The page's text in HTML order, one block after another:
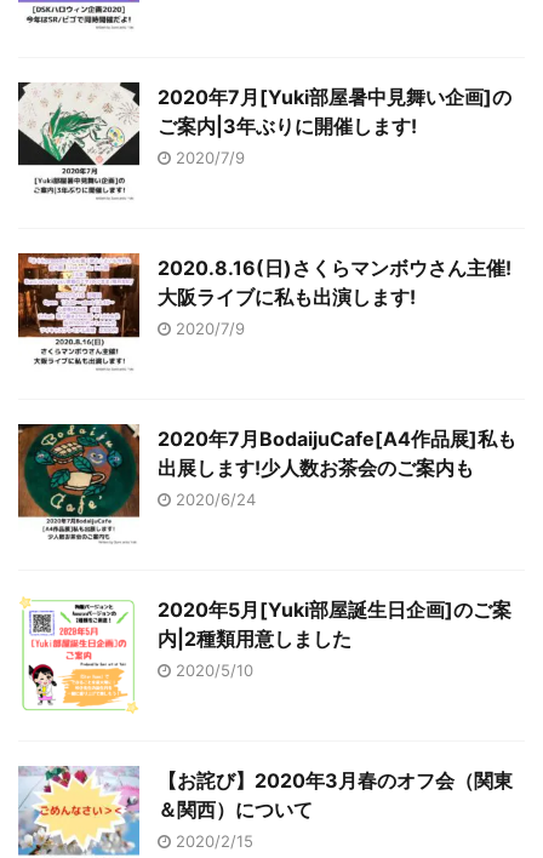
2020年7月[Yuki部屋暑中見舞い企画]の
ご案内|3年ぶりに開催します!
2020/7/9
2020.8.16(日)さくらマンボウさん主催!
大阪ライブに私も出演します!
2020/7/9
2020年7月BodaijuCafe[A4作品展]私も
出展します!少人数お茶会のご案内も
2020/6/24
2020年5月[Yuki部屋誕生日企画]のご案
内|2種類用意しました
2020/5/10
【お詫び】2020年3月春のオフ会（関東
＆関西）について
2020/2/15